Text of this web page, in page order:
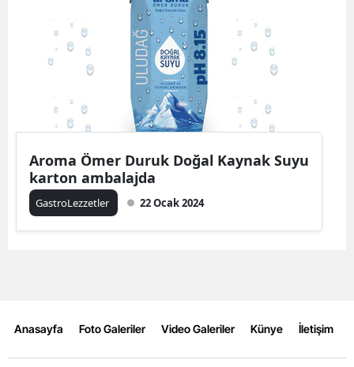
Aroma Ömer Duruk Doğal Kaynak Suyu
karton ambalajda
GastroLezzetler 22 Ocak 2024
Anasayfa Foto Galeriler Video Galeriler Künye İletişim